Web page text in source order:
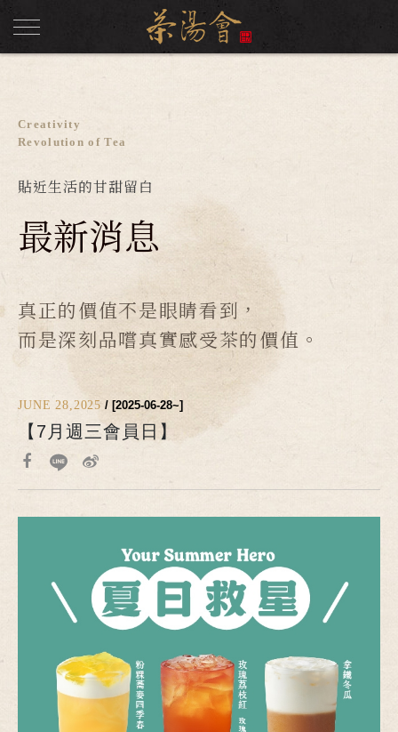
Creativity
Revolution of Tea
貼近生活的甘甜留白
最新消息
真正的價值不是眼睛看到，
而是深刻品嚐真實感受茶的價值。
JUNE 28,2025 / [2025-06-28~]
【7月週三會員日】